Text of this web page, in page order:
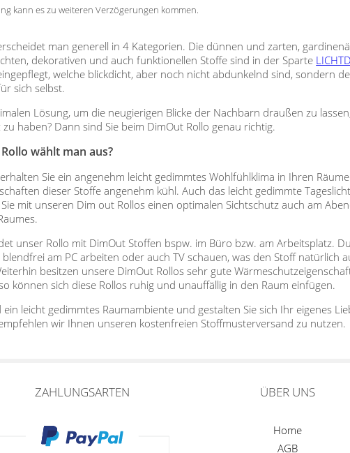
kann es zu weiteren Verzögerungen kommen.
man generell in 4 Kategorien. Die dünnen und zarten,
dekorativen und auch funktionellen Stoffe sind in der Sparte
welche blickdicht, aber noch nicht abdunkelnd sind, sondern
sich selbst.
Lösung, um die neugierigen Blicke der Nachbarn draußen zu
haben? Dann sind Sie beim DimOut Rollo genau richtig.
wählt man aus?
Sie ein angenehm leicht gedimmtes Wohlfühlklima in Ihren
dieser Stoffe angenehm kühl. Auch das leicht gedimmte
mit unseren Dim out Rollos einen optimalen Sichtschutz auch am
unser Rollo mit DimOut Stoffen bspw. im Büro bzw. am Arbeitsplatz.
am PC arbeiten oder auch TV schauen, was den Stoff natürlich
besitzen unsere DimOut Rollos sehr gute
können sich diese Rollos ruhig und unauffällig in den Raum einfügen.
leicht gedimmtes Raumambiente und gestalten Sie sich Ihr eigenes
wir Ihnen unseren kostenfreien Stoffmusterversand zu nutzen.
ZAHLUNGSARTEN ÜBER UNS
Home
AGB